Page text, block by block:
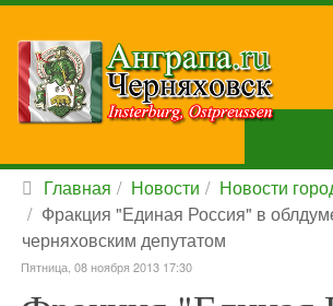
Главная Новости
Новости
Фракция "Единая Россия" в
черняховским депутатом
Пятница, 08 ноября 2013 17:30